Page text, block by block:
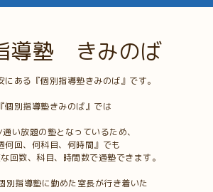
導塾 きみのば
にある『個別指導塾きみのば』です。
『個別指導塾きみのば』では
い放題の塾となっているため、
何回、何科目、何時間』でも
回数、科目、時間数で通塾できます。
別指導塾に勤めた室長が行き着いた